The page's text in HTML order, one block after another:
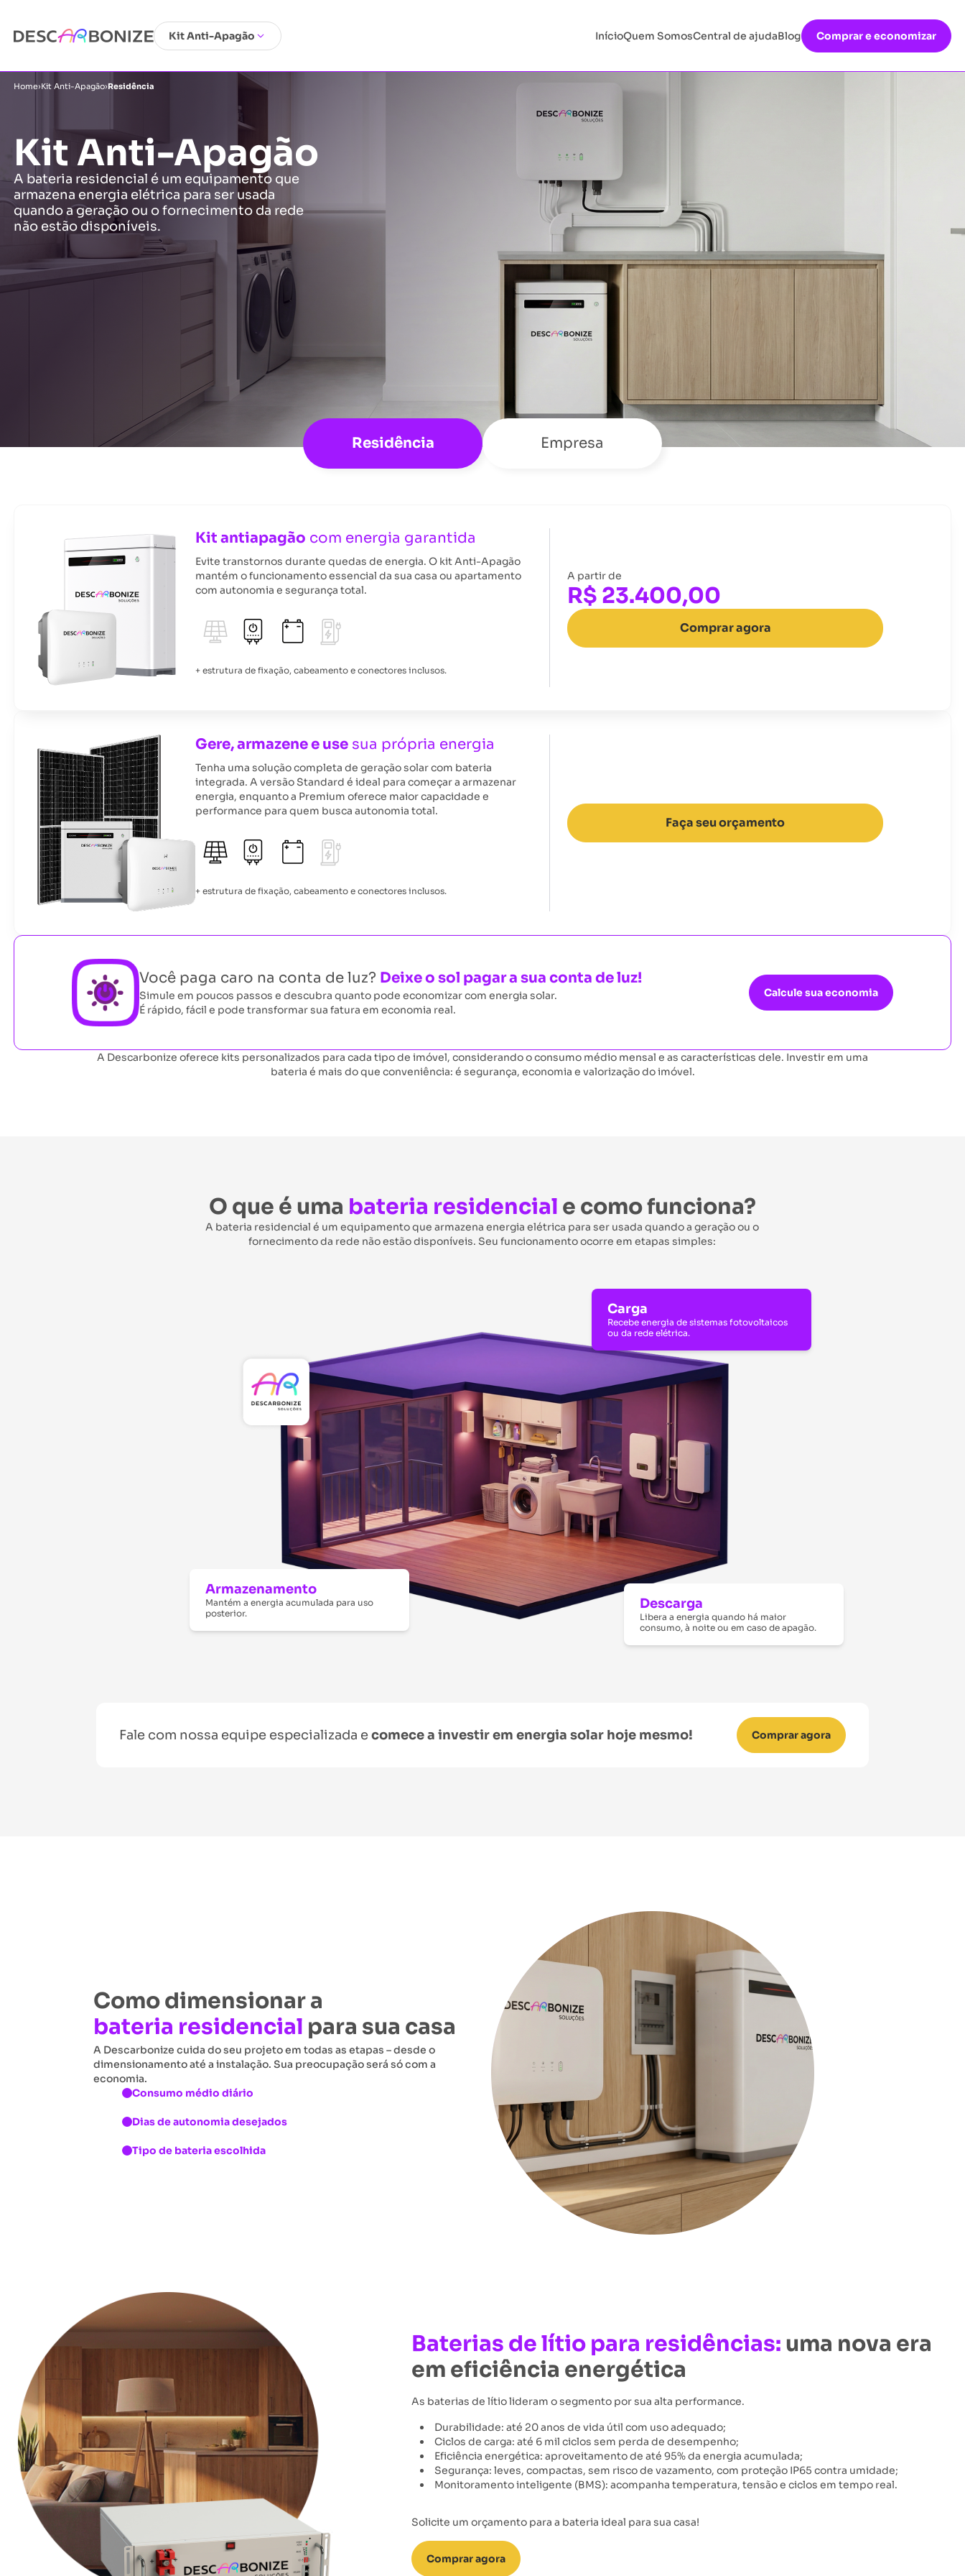
Kit Anti-Apagão InícioQuem SomosCentral de ajudaBlog Comprar e economizar
Home›Kit Anti-Apagão›Residência
Kit Anti-Apagão
A bateria residencial é um equipamento que
armazena energia elétrica para ser usada
quando a geração ou o fornecimento da rede
não estão disponíveis.
Residência Empresa
Kit antiapagão com energia garantida
Evite transtornos durante quedas de energia. O kit Anti-Apagão
mantém o funcionamento essencial da sua casa ou apartamento
com autonomia e segurança total.
+ estrutura de fixação, cabeamento e conectores inclusos.
A partir de
R$ 23.400,00
Comprar agora
Gere, armazene e use sua própria energia
Tenha uma solução completa de geração solar com bateria
integrada. A versão Standard é ideal para começar a armazenar
energia, enquanto a Premium oferece maior capacidade e
performance para quem busca autonomia total.
+ estrutura de fixação, cabeamento e conectores inclusos.
Faça seu orçamento
Você paga caro na conta de luz? Deixe o sol pagar a sua conta de luz!
Simule em poucos passos e descubra quanto pode economizar com energia solar.
É rápido, fácil e pode transformar sua fatura em economia real.
Calcule sua economia
A Descarbonize oferece kits personalizados para cada tipo de imóvel, considerando o consumo médio mensal e as características dele. Investir em uma
bateria é mais do que conveniência: é segurança, economia e valorização do imóvel.
O que é uma bateria residencial e como funciona?
A bateria residencial é um equipamento que armazena energia elétrica para ser usada quando a geração ou o
fornecimento da rede não estão disponíveis. Seu funcionamento ocorre em etapas simples:
Armazenamento
Mantém a energia acumulada para uso
posterior.
Descarga
Libera a energia quando há maior
consumo, à noite ou em caso de apagão.
Carga
Recebe energia de sistemas fotovoltaicos
ou da rede elétrica.
Fale com nossa equipe especializada ecomece a investir em energia solar hoje mesmo! Comprar agora
Como dimensionar a
bateria residencial para sua casa
A Descarbonize cuida do seu projeto em todas as etapas – desde o
dimensionamento até a instalação. Sua preocupação será só com a
economia.
Consumo médio diário
Dias de autonomia desejados
Tipo de bateria escolhida
Baterias de lítio para residências: uma nova era
em eficiência energética
As baterias de lítio lideram o segmento por sua alta performance.
Durabilidade: até 20 anos de vida útil com uso adequado;
Ciclos de carga: até 6 mil ciclos sem perda de desempenho;
Eficiência energética: aproveitamento de até 95% da energia acumulada;
Segurança: leves, compactas, sem risco de vazamento, com proteção IP65 contra umidade;
Monitoramento inteligente (BMS): acompanha temperatura, tensão e ciclos em tempo real.
Solicite um orçamento para a bateria ideal para sua casa!
Comprar agora